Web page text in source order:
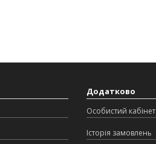
Додатково
Особистий кабінет
Історія замовлень